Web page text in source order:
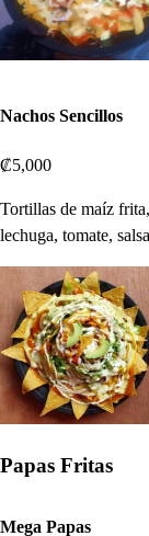
Nachos Sencillos
₡5,000
Tortillas de maíz
lechuga, tomate,
Papas Fritas
Mega Papas